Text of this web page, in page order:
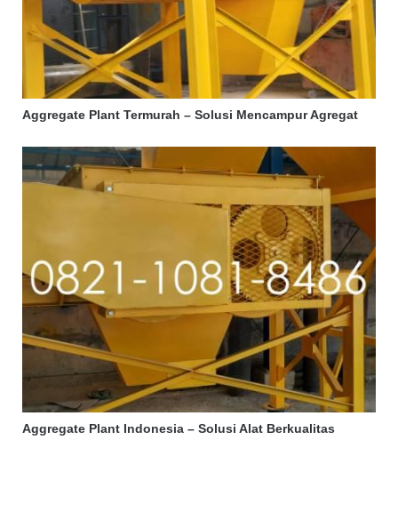
Aggregate Plant Termurah – Solusi Mencampur Agregat
Aggregate Plant Indonesia – Solusi Alat Berkualitas